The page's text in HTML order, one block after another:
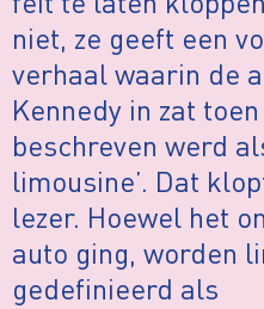
niet, ze geeft een
verhaal waarin de
Kennedy in zat
beschreven werd
limousine’. Dat
lezer. Hoewel het
auto ging, worden
gedefinieerd als